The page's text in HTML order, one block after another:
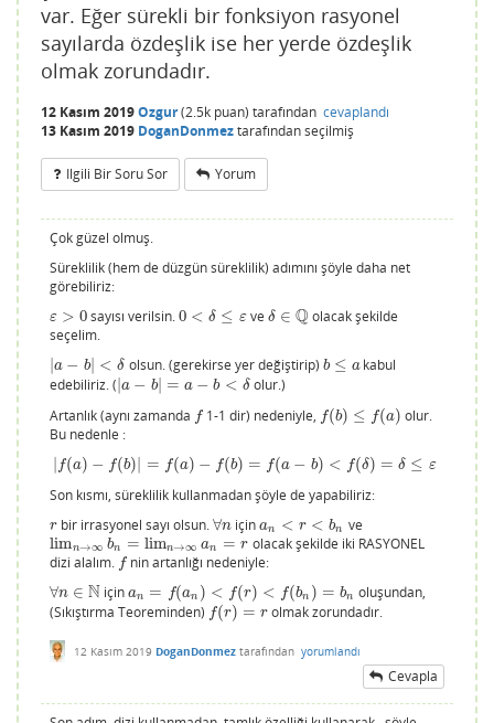
var. Eğer sürekli bir fonksiyon rasyonel
sayılarda özdeşlik ise her yerde özdeşlik
olmak zorundadır.
12 Kasım 2019Ozgur(2.5k puan) tarafından cevaplandı
13 Kasım 2019 DoganDonmeztarafındanseçilmiş
Ilgili Bir Soru Sor Yorum
Çok güzel olmuş.
Süreklilik (hem de düzgün süreklilik) adımını şöyle daha net
görebiliriz:
ε > 0
ε>0 sayısı verilsin.0 < δ ≤ ε
0<δ≤ε veδ ∈ Q
δ ∈Q
olacak şekilde
seçelim.
a − b| < δ
|a −b |< δ olsun. (gerekirse yer değiştirip) b ≤ a
b≤a
kabul
edebiliriz. ( a − b| = a − b < δ
|a −b |= a− b< δ
olur.)
Artanlık (aynı zamanda f
f 1-1 dir) nedeniyle, f(b) ≤ f(a)
f(b)≤ (a
olur.
Bu nedenle :
f(a) − f(b) = f(a) − f(b) = f(a − b) < f(δ) = δ ≤ ε
f(a)− f(b |=f(a −f b)=f(a −b )<f(δ =δ ≤ε
Son kısmı, süreklilik kullanmadan şöyle de yapabiliriz:
r
r bir irrasyonel sayı olsun.∀n
∀n içinan < r < bn
an <r< bn
ve
limn→∞ bn = limn→∞ an = r
limn→∞b n= lim n→∞an=r
olacak şekilde iki RASYONEL
dizi alalım. f
f nin artanlığı nedeniyle:
∀n ∈ N
∀n∈N için an = f(an ) < f(r) < f(bn ) = bn
an =f(a n)<f(r) <f( n)=b n
oluşundan,
(Sıkıştırma Teoreminden) f(r) = r
f(r)=r olmak zorundadır.
12 Kasım 2019 DoganDonmez tarafından yorumlandı
Cevapla